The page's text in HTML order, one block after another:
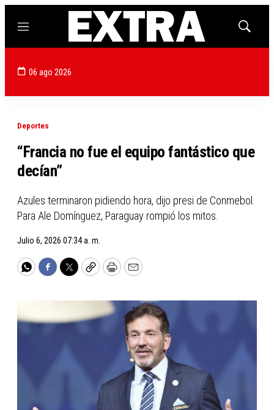
Menú
Mostrar
06 ago 2026
Deportes
“Francia no fue el equipo fantástico que
decían”
Azules terminaron pidiendo hora, dijo presi de Conmebol.
Para Ale Domínguez, Paraguay rompió los mitos.
Julio 6, 2026 07:34 a. m.
WhatsApp
Facebook
TwitterCopyPrintEmail